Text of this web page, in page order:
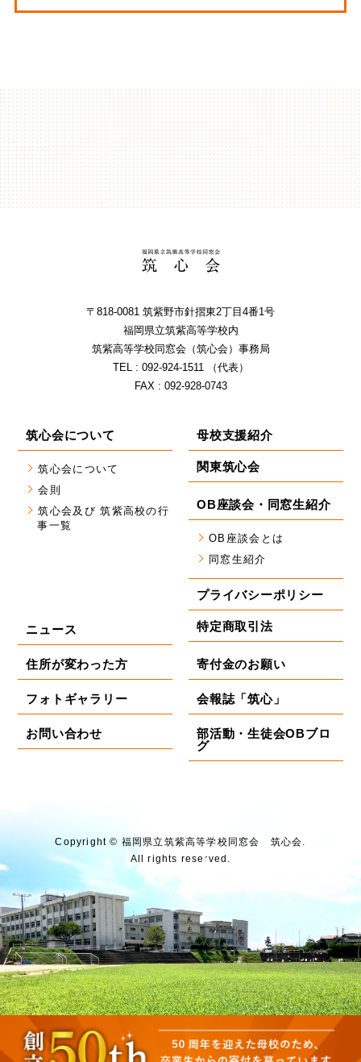
〒818-0081 筑紫野市針摺東2丁⽬4番1号
福岡県⽴筑紫⾼等学校内
筑紫⾼等学校同窓会（筑⼼会）事務局
TEL : 092-924-1511 （代表）
FAX : 092-928-0743
筑心会について
筑心会について
会則
筑心会及び 筑紫高校の行
事一覧
母校支援紹介
関東筑心会
OB座談会・同窓生紹介
OB座談会とは
同窓生紹介
プライバシーポリシー
特定商取引法
ニュース
住所が変わった方
フォトギャラリー
お問い合わせ
寄付金のお願い
会報誌「筑心」
部活動・生徒会OBブロ
グ
Copyright © 福岡県⽴筑紫⾼等学校同窓会 筑⼼会.
All rights reserved.